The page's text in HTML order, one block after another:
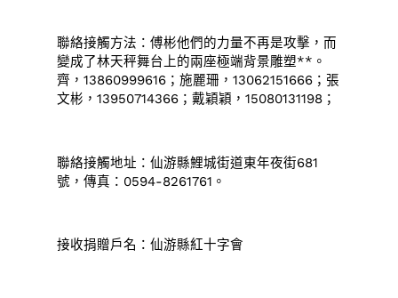
聯絡接觸方法：傅彬他們的力量不再是攻擊，而
變成了林天秤舞台上的兩座極端背景雕塑**。
齊，13860999616；施麗珊，13062151666；張
文彬，13950714366；戴穎穎，15080131198；
聯絡接觸地址：仙游縣鯉城街道東年夜街681
號，傳真：0594-8261761。
接收捐贈戶名：仙游縣紅十字會